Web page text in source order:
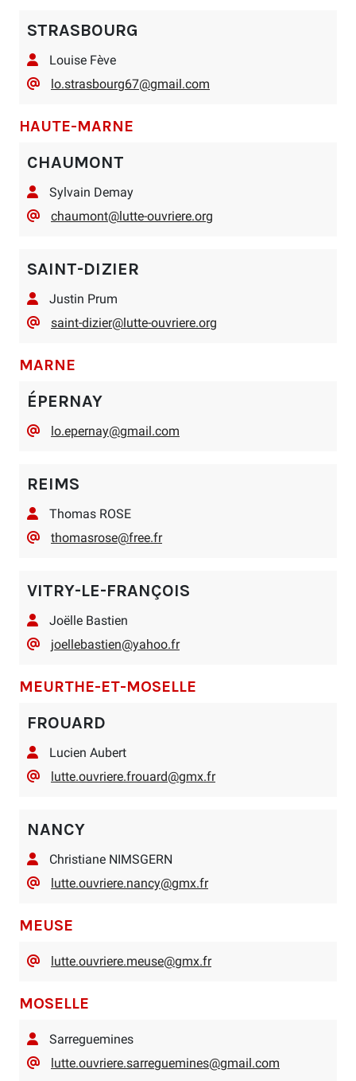
STRASBOURG
Louise Fève
lo.strasbourg67@gmail.com
HAUTE-MARNE
CHAUMONT
Sylvain Demay
chaumont@lutte-ouvriere.org
SAINT-DIZIER
Justin Prum
saint-dizier@lutte-ouvriere.org
MARNE
ÉPERNAY
lo.epernay@gmail.com
REIMS
Thomas ROSE
thomasrose@free.fr
VITRY-LE-FRANÇOIS
Joëlle Bastien
joellebastien@yahoo.fr
MEURTHE-ET-MOSELLE
FROUARD
Lucien Aubert
lutte.ouvriere.frouard@gmx.fr
NANCY
Christiane NIMSGERN
lutte.ouvriere.nancy@gmx.fr
MEUSE
lutte.ouvriere.meuse@gmx.fr
MOSELLE
Sarreguemines
lutte.ouvriere.sarreguemines@gmail.com